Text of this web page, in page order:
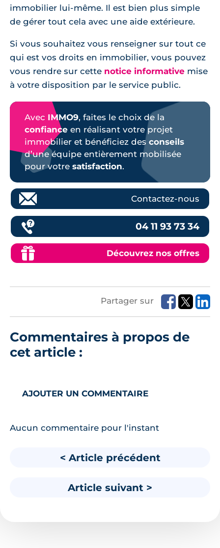
immobilier lui-même. Il est bien plus simple
de gérer tout cela avec une aide extérieure.
Si vous souhaitez vous renseigner sur tout ce
qui est vos droits en immobilier, vous pouvez
vous rendre sur cette notice informative mise
à votre disposition par le service public.
Avec IMMO9, faites le choix de la
confiance en réalisant votre projet
immobilier et bénéficiez des conseils
d’une équipe entièrement mobilisée
pour votre satisfaction.
Contactez-nous
04 11 93 73 34
Découvrez nos offres
Partager sur
Commentaires à propos de
cet article :
AJOUTER UN COMMENTAIRE
Aucun commentaire pour l'instant
< Article précédent
Article suivant >